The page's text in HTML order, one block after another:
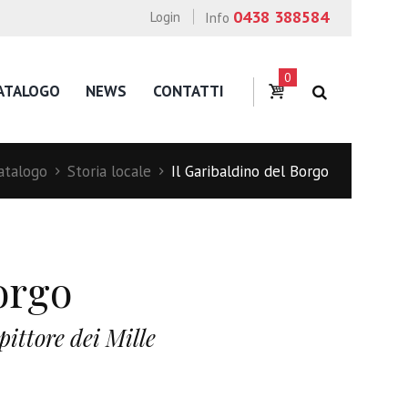
Info 0438 388584
Login
NEWS CONTATTI
0
Storia locale Il Garibaldino del Borgo
dei Mille